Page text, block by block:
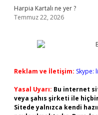
Harpia Kartalı ne yer ?
Temmuz 22, 2026
Reklam ve İletişim: Skype:
Yasal Uyarı: Bu internet
veya şahıs şirketi ile
Sitede yalnızca kendi